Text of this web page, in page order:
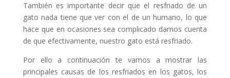
También es importante decir que el resfriado de un
gato nada tiene que ver con el de un humano, lo que
hace que en ocasiones sea complicado darnos cuenta
de que efectivamente, nuestro gato está resfriado.
Por ello a continuación te vamos a mostrar las
principales causas de los resfriados en los gatos, los